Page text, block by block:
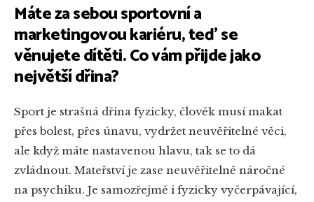
Máte za sebou sportovní a
marketingovou kariéru, teď se
věnujete dítěti. Co vám přijde jako
největší dřina?
Sport je strašná dřina fyzicky, člověk musí makat
přes bolest, přes únavu, vydržet neuvěřitelné věci,
ale když máte nastavenou hlavu, tak se to dá
zvládnout. Mateřství je zase neuvěřitelně náročné
na psychiku. Je samozřejmě i fyzicky vyčerpávající,